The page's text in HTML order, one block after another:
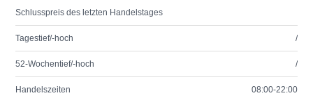
Schlusspreis des letzten Handelstages
Tagestief/-hoch /
52-Wochentief/-hoch /
Handelszeiten 08:00-22:00